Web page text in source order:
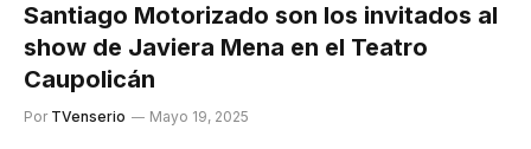
Santiago Motorizado son los invitados al
show de Javiera Mena en el Teatro
Caupolicán
Por TVenserio Mayo 19, 2025